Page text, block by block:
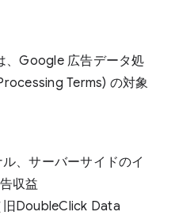
、Google 広告データ処
Terms) の対象
、サーバーサイドのイ
収益
DoubleClick Data